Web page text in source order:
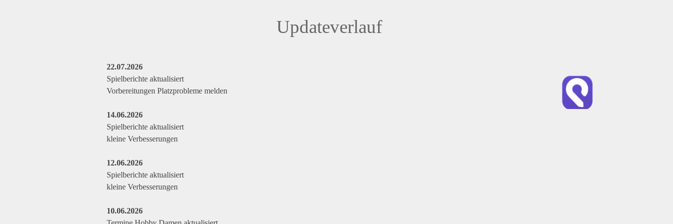
Updateverlauf
22.07.2026
Spielberichte aktualisiert
Vorbereitungen Platzprobleme melden
14.06.2026
Spielberichte aktualisiert
kleine Verbesserungen
12.06.2026
Spielberichte aktualisiert
kleine Verbesserungen
10.06.2026